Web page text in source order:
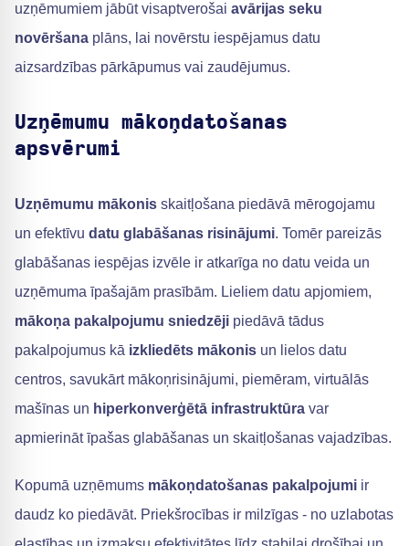
uzņēmumiem jābūt visaptverošai avārijas seku
novēršana plāns, lai novērstu iespējamus datu
aizsardzības pārkāpumus vai zaudējumus.
Uzņēmumu mākoņdatošanas
apsvērumi
Uzņēmumu mākonis skaitļošana piedāvā mērogojamu
un efektīvu datu glabāšanas risinājumi. Tomēr pareizās
glabāšanas iespējas izvēle ir atkarīga no datu veida un
uzņēmuma īpašajām prasībām. Lieliem datu apjomiem,
mākoņa pakalpojumu sniedzēji piedāvā tādus
pakalpojumus kā izkliedēts mākonis un lielos datu
centros, savukārt mākoņrisinājumi, piemēram, virtuālās
mašīnas un hiperkonverģētā infrastruktūra var
apmierināt īpašas glabāšanas un skaitļošanas vajadzības.
Kopumā uzņēmums mākoņdatošanas pakalpojumi ir
daudz ko piedāvāt. Priekšrocības ir milzīgas - no uzlabotas